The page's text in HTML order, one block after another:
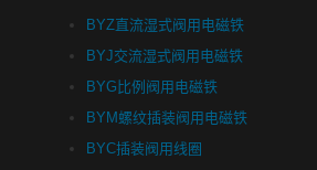
BYZ直流湿式阀用电磁铁
BYJ交流湿式阀用电磁铁
BYG比例阀用电磁铁
BYM螺纹插装阀用电磁铁
BYC插装阀用线圈